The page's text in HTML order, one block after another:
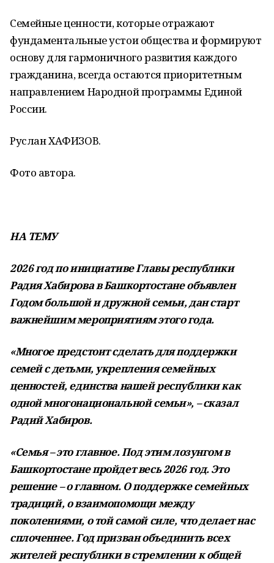
Семейные ценности, которые отражают
фундаментальные устои общества и формируют
основу для гармоничного развития каждого
гражданина, всегда остаются приоритетным
направлением Народной программы Единой
России.
Руслан ХАФИЗОВ.
Фото автора.
НА ТЕМУ
2026 год по инициативе Главы республики
Радия Хабирова в Башкортостане объявлен
Годом большой и дружной семьи, дан старт
важнейшим мероприятиям этого года.
«Многое предстоит сделать для поддержки
семей с детьми, укрепления семейных
ценностей, единства нашей республики как
одной многонациональной семьи», – сказал
Радий Хабиров.
«Семья – это главное. Под этим лозунгом в
Башкортостане пройдет весь 2026 год. Это
решение – о главном. О поддержке семейных
традиций, о взаимопомощи между
поколениями, о той самой силе, что делает нас
сплоченнее. Год призван объединить всех
жителей республики в стремлении к общей